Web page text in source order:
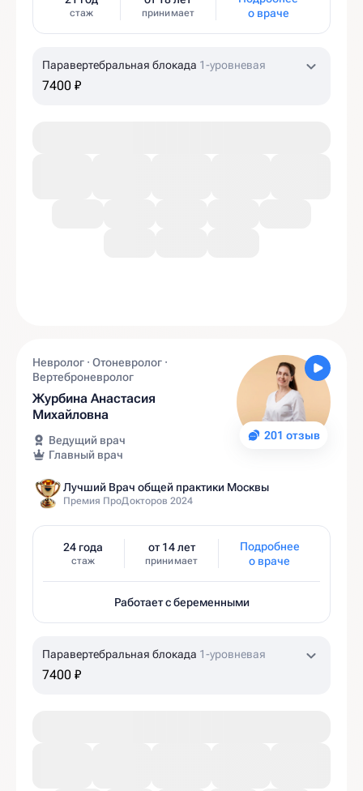
стаж принимает
о враче
Паравертебральная блокада 1-уровневая
7400 ₽
201 отзыв
Невролог · Отоневролог ·
Вертеброневролог
Журбина Анастасия
Михайловна
Ведущий врач
Главный врач
Лучший Врач общей практики Москвы
Премия ПроДокторов 2024
24 года
стаж
от 14 лет
принимает
Подробнее
о враче
Работает с беременными
Паравертебральная блокада 1-уровневая
7400 ₽